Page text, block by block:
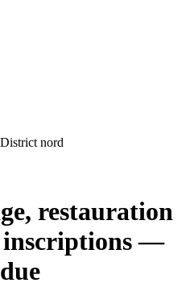
nord
restauration
inscriptions —